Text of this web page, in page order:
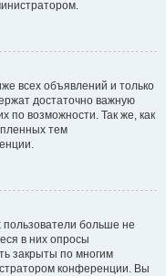
всех объявлений и только
достаточно важную
по возможности. Так же, как
тем
больше не
в них опросы
закрыты по многим
конференции. Вы